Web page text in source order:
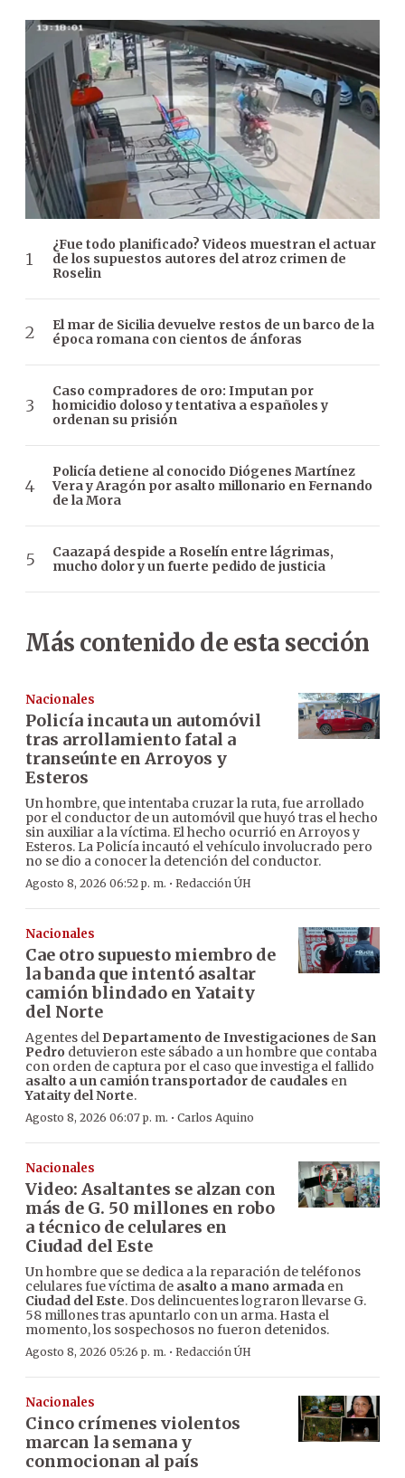
¿Fue todo planificado? Videos muestran el actuar
de los supuestos autores del atroz crimen de
Roselin
El mar de Sicilia devuelve restos de un barco de la
época romana con cientos de ánforas
Caso compradores de oro: Imputan por
homicidio doloso y tentativa a españoles y
ordenan su prisión
Policía detiene al conocido Diógenes Martínez
Vera y Aragón por asalto millonario en Fernando
de la Mora
Caazapá despide a Roselín entre lágrimas,
mucho dolor y un fuerte pedido de justicia
Más contenido de esta sección
Nacionales
Policía incauta un automóvil
tras arrollamiento fatal a
transeúnte en Arroyos y
Esteros
Un hombre, que intentaba cruzar la ruta, fue arrollado
por el conductor de un automóvil que huyó tras el hecho
sin auxiliar a la víctima. El hecho ocurrió en Arroyos y
Esteros. La Policía incautó el vehículo involucrado pero
no se dio a conocer la detención del conductor.
Agosto 8, 2026 06:52 p. m. · Redacción ÚH
Nacionales
Cae otro supuesto miembro de
la banda que intentó asaltar
camión blindado en Yataity
del Norte
Agentes del Departamento de Investigaciones de San
Pedro detuvieron este sábado a un hombre que contaba
con orden de captura por el caso que investiga el fallido
asalto a un camión transportador de caudales en
Yataity del Norte.
Agosto 8, 2026 06:07 p. m. · Carlos Aquino
Nacionales
Video: Asaltantes se alzan con
más de G. 50 millones en robo
a técnico de celulares en
Ciudad del Este
Un hombre que se dedica a la reparación de teléfonos
celulares fue víctima de asalto a mano armada en
Ciudad del Este. Dos delincuentes lograron llevarse G.
58 millones tras apuntarlo con un arma. Hasta el
momento, los sospechosos no fueron detenidos.
Agosto 8, 2026 05:26 p. m. · Redacción ÚH
Nacionales
Cinco crímenes violentos
marcan la semana y
conmocionan al país